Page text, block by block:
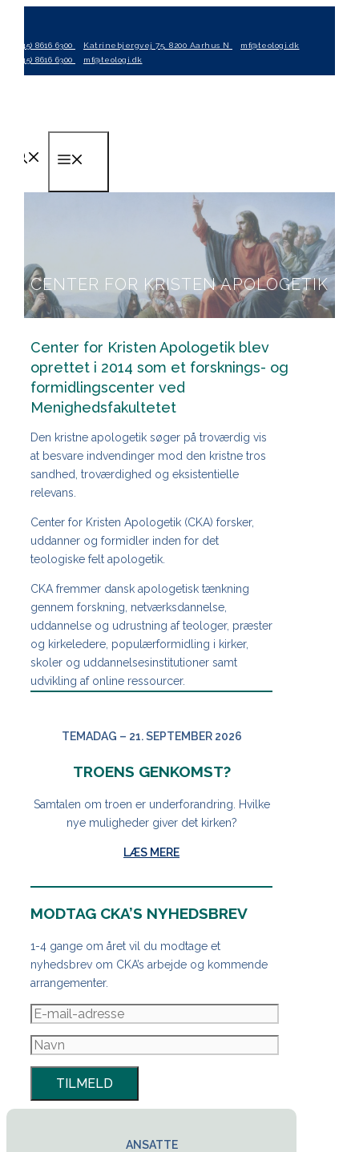
indhold
(+45) 8616 6300 Katrinebjergvej 75, 8200 Aarhus N
mf@teologi.dk
(+45) 8616 6300
mf@teologi.dk
CENTER FOR KRISTEN APOLOGETIK
Center for Kristen Apologetik blev
oprettet i 2014 som et forsknings- og
formidlingscenter ved
Menighedsfakultetet
Den kristne apologetik søger på troværdig vis
at besvare indvendinger mod den kristne tros
sandhed, troværdighed og eksistentielle
relevans.
Center for Kristen Apologetik (CKA) forsker,
uddanner og formidler inden for det
teologiske felt apologetik.
CKA fremmer dansk apologetisk tænkning
gennem forskning, netværksdannelse,
uddannelse og udrustning af teologer, præster
og kirkeledere, populærformidling i kirker,
skoler og uddannelsesinstitutioner samt
udvikling af online ressourcer.
TEMADAG – 21. SEPTEMBER 2026
TROENS GENKOMST?
Samtalen om troen er underforandring. Hvilke
nye muligheder giver det kirken?
LÆS MERE
MODTAG CKA’S NYHEDSBREV
1-4 gange om året vil du modtage et
nyhedsbrev om CKA’s arbejde og kommende
arrangementer.
ANSATTE